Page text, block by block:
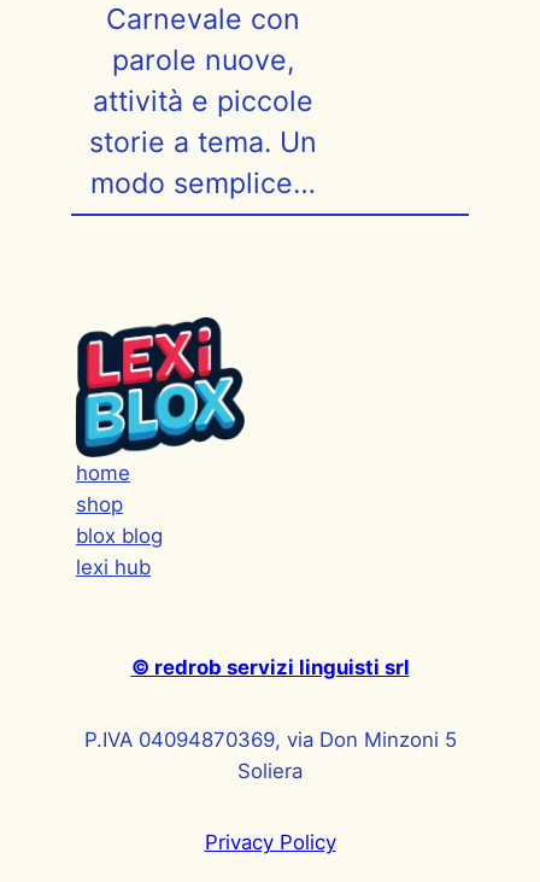
Carnevale con
parole nuove,
attività e piccole
storie a tema. Un
modo semplice…
home
shop
blox blog
lexi hub
© redrob servizi linguisti srl
P.IVA 04094870369, via Don Minzoni 5
Soliera
Privacy Policy